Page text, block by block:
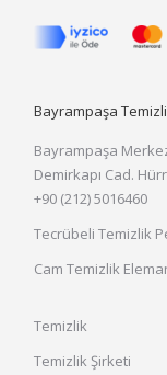
Bayrampaşa
Bayrampaşa
Demirkapı Cad.
+90 (212) 5016460
Tecrübeli Temizlik
Cam Temizlik
Temizlik
Temizlik Şirketi